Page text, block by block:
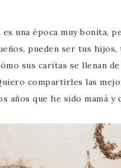
es una época muy bonita,
pueden ser tus
sus caritas se llenan
compartirles las
años que he sido mamá y